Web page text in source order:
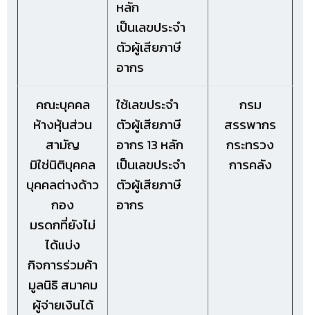
หลัก
เป็นเลขประจำ
ตัวผู้เสียภาษี
อากร
คณะบุคคล
ห้างหุ้นส่วน
สามัญ
มิใช่นิติบุคคล
บุคคลต่างด้าว
กอง
มรดกที่ยังไม่
ได้แบ่ง
กิจการร่วมค้า
มูลนิธิ สมาคม
ผู้จ่ายเงินได้
ใช้เลขประจำ
ตัวผู้เสียภาษี
อากร 13 หลัก
เป็นเลขประจำ
ตัวผู้เสียภาษี
อากร
กรม
สรรพากร
กระทรวง
การคลัง